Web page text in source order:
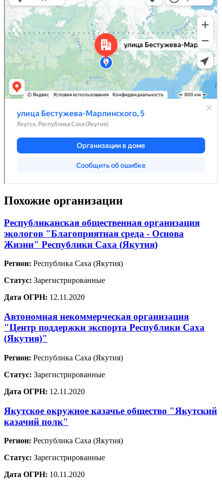
Похожие организации
Республиканская общественная организация
экологов "Благоприятная среда - Основа
Жизни" Республики Саха (Якутия)
Регион: Республика Саха (Якутия)
Статус: Зарегистрированные
Дата ОГРН: 12.11.2020
Автономная некоммерческая организация
"Центр поддержки экспорта Республики Саха
(Якутия)"
Регион: Республика Саха (Якутия)
Статус: Зарегистрированные
Дата ОГРН: 12.11.2020
Якутское окружное казачье общество "Якутский
казачий полк"
Регион: Республика Саха (Якутия)
Статус: Зарегистрированные
Дата ОГРН: 10.11.2020